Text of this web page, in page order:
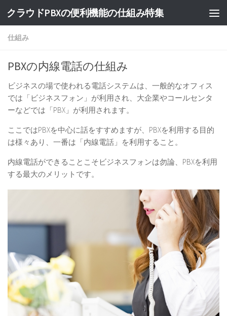
クラウドPBXの便利機能の仕組み特集
仕組み
PBXの内線電話の仕組み
ビジネスの場で使われる電話システムは、一般的なオフィス
では「ビジネスフォン」が利用され、大企業やコールセンタ
ーなどでは「PBX」が利用されます。
ここではPBXを中心に話をすすめますが、 PBXを利用する目的
は様々あり、一番は「内線電話」を利用すること。
内線電話ができることこそビジネスフォンは勿論、PBXを利用
する最大のメリットです。